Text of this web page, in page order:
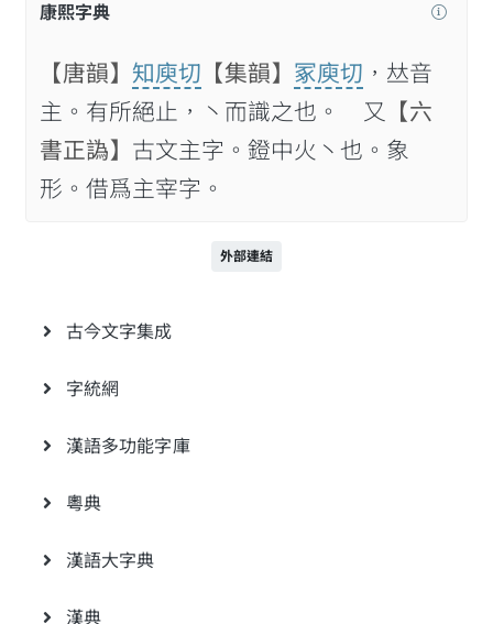
康熙字典
【唐韻】 知庾切 【集韻】 冢庾切 ，𠀤音
主。有所絕止，丶而識之也。 又
【六
書正譌】 古文主字。鐙中火丶也。象
形。借爲主宰字。
外部連結
古今文字集成
字統網
漢語多功能字庫
粵典
漢語大字典
漢典